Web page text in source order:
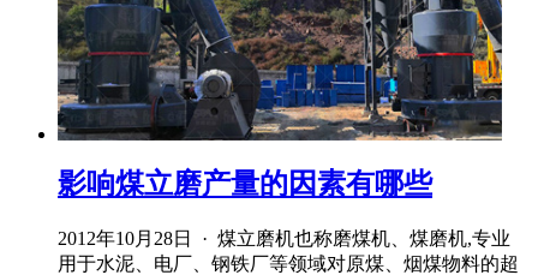
影响煤立磨产量的因素有哪些
2012年10月28日 · 煤立磨机也称磨煤机、煤磨机,专业
用于水泥、电厂、钢铁厂等领域对原煤、烟煤物料的超